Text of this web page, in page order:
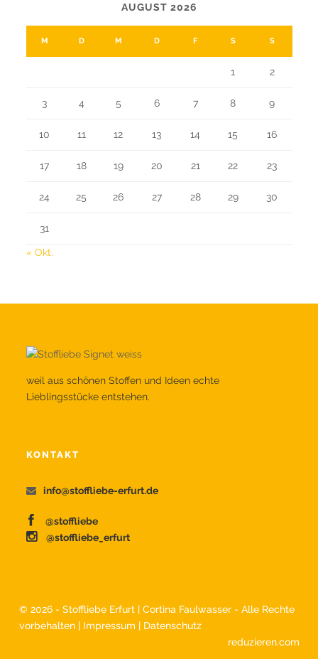
AUGUST 2026
M D M D F S S
1 2
3 4 5 6 7 8 9
10 11 12 13 14 15 16
17 18 19 20 21 22 23
24 25 26 27 28 29 30
31
« Okt.
weil aus schönen Stoffen und Ideen echte
Lieblingsstücke entstehen.
KONTAKT
info@stoffliebe-erfurt.de
@stoffliebe
@stoffliebe_erfurt
© 2026 - Stoffliebe Erfurt | Cortina Faulwasser - Alle Rechte
vorbehalten | Impressum | Datenschutz
reduzieren.com